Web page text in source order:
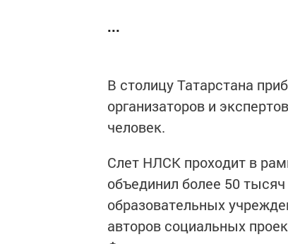
...
В столицу Татарстана
организаторов и
человек.
Слет НЛСК проходит в
объединил более 50
образовательных
авторов социальных